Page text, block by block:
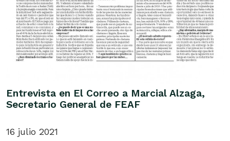
Entrevista en El Correo a Marcial Alzaga,
Secretario General de FEAF
16 julio 2021